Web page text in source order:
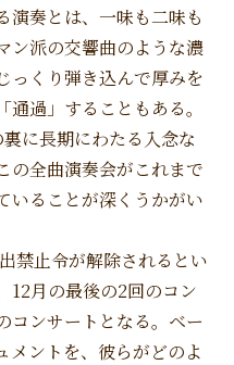
演奏とは、一味も二味も
ン派の交響曲のような濃
っくり弾き込んで厚みを
過」することもある。
に長期にわたる入念な
の全曲演奏会がこれまで
いることが深くうかがい
禁止令が解除されるとい
12月の最後の2回のコン
コンサートとなる。ベー
メントを、彼らがどのよ